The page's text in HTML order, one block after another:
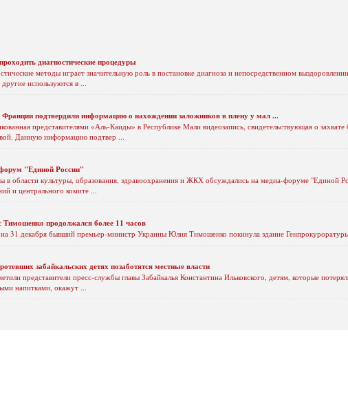
диагностические процедуры
методы играет значительную роль в постановке диагноза и непосредственном
используются в ...
Франции подтвердили информацию о нахождении заложников в плену у мал ...
представителями «Аль-Каиды» в Республике Мали видеозапись, свидетельствующая о
Данную информацию подтвер ...
"Единой России"
в области культуры, образования, здравоохранения и ЖКХ обсуждались на медиа-форуме "Единой
и центрального комите ...
Тимошенко продолжался более 11 часов
31 декабря бывший премьер-министр Украины Юлия Тимошенко покинула здание
забайкальских детях позаботятся местные власти
представители пресс-службы главы Забайкалья Константина Ильковского, детям, которые
напитками, окажут ...